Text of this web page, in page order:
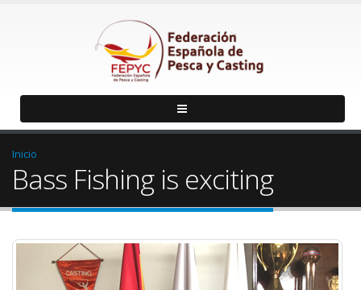
Inicio
Bass Fishing is exciting